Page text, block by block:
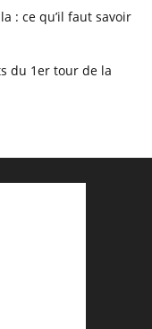
: ce qu’il faut savoir
du 1er tour de la